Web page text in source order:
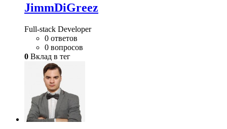
JimmDiGreez
Full-stack Developer
0 ответов
0 вопросов
0 Вклад в тег